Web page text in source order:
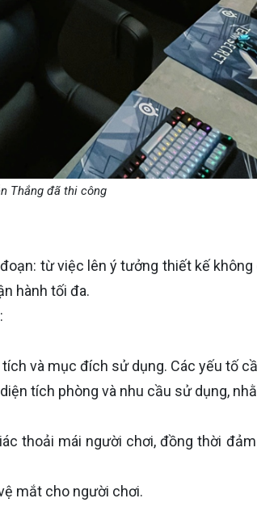
Thắng đã thi công
từ việc lên ý tưởng thiết kế
hành tối đa.
:
và mục đích sử dụng. Các yếu tố
tích phòng và nhu cầu sử dụng,
thoải mái người chơi, đồng thời
mắt cho người chơi.